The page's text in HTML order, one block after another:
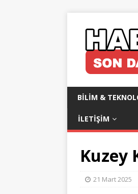
BILIM &
İLETIŞIM
Kuzey
21 Mart 2025